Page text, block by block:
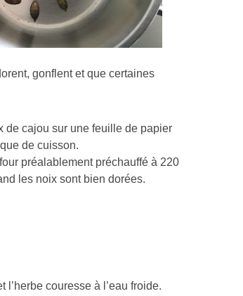
gonflent et que certaines
de cajou sur une feuille de papier
de cuisson.
préalablement préchauffé à 220
les noix sont bien dorées.
l’herbe couresse à l’eau froide.